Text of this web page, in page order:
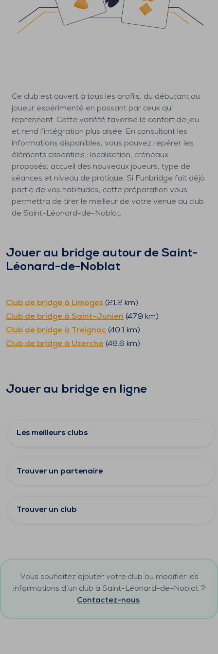
Ce club est ouvert à tous les profils, du débutant au
joueur expérimenté en passant par ceux qui
reprennent. Cette variété favorise le confort de jeu
et rend l’intégration plus aisée. En consultant les
informations disponibles, vous pouvez repérer les
éléments essentiels : localisation, créneaux
proposés, accueil des nouveaux joueurs, type de
séances et niveau de pratique. Si Funbridge fait déjà
partie de vos habitudes, cette préparation vous
permettra de tirer le meilleur de votre venue au club
de Saint-Léonard-de-Noblat.
Jouer au bridge autour de Saint-
Léonard-de-Noblat
Club de bridge à Limoges (21.2 km)
Club de bridge à Saint-Junien (47.9 km)
Club de bridge à Treignac (40.1 km)
Club de bridge à Uzerche (46.6 km)
Jouer au bridge en ligne
Les meilleurs clubs
Trouver un partenaire
Trouver un club
Vous souhaitez ajouter votre club ou modifier les
informations d’un club à Saint-Léonard-de-Noblat?
Contactez-nous.